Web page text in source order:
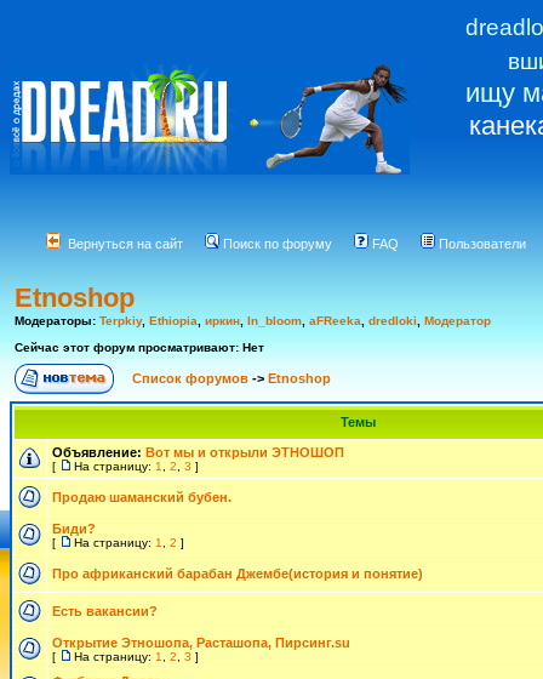
ищу
Вернуться на сайт Поиск по форуму FAQ Пользователи
Etnoshop
Модераторы: Terpkiy, Ethiopia иркин In_bloom aFReeka dredloki
Модератор
Сейчас этот форум просматривают: Нет
Список форумов -> Etnoshop
Темы
Объявление: Вот мы и открыли ЭТНОШОП
[ На страницу: 1 2 3 ]
Продаю шаманский бубен.
Биди?
[ На страницу: 1 2 ]
Про африканский барабан Джембе(история и понятие)
Есть вакансии?
Открытие Этношопа, Расташопа, Пирсинг.su
[ На страницу: 1 2 3 ]